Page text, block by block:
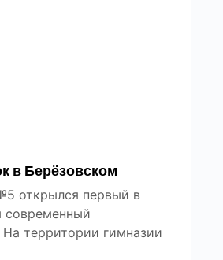
в Берёзовском
открылся первый в
современный
На территории гимназии